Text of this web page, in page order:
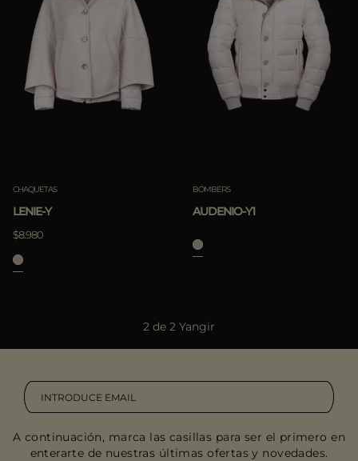
Lo más vendido
Populares
CHAQUETAS
LENIE-Y
$8.980
BÓMBERS
AUDENIO-Y1
2 de 2 Yangir
A continuación, marca las casillas para ser el primero en
enterarte de nuestras últimas ofertas y novedades.